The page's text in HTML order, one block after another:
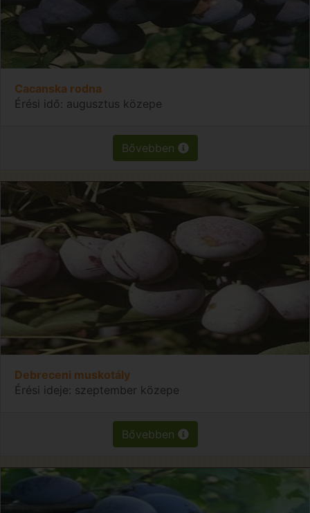
Cacanska rodna
Érési idő: augusztus közepe
Bővebben
Debreceni muskotály
Érési ideje: szeptember közepe
Bővebben